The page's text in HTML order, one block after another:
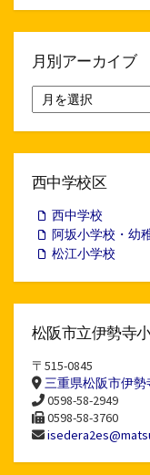
月別アーカイブ
別
ア
イ
西中学校区
西中学校
阿坂小学校・幼
松江小学校
松阪市立伊勢寺
〒515-0845
三重県松阪市伊勢
0598-58-2949
0598-58-3760